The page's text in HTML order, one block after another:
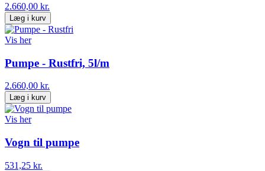
2.660,00 kr.
Læg i kurv
Vis her
Pumpe - Rustfri, 5l/m
2.660,00 kr.
Læg i kurv
Vis her
Vogn til pumpe
531,25 kr.